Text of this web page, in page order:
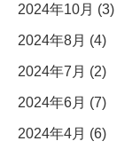
2024年10月 (3)
2024年8月 (4)
2024年7月 (2)
2024年6月 (7)
2024年4月 (6)